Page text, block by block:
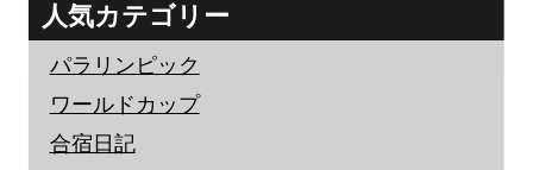
人気カテゴリー
パラリンピック
ワールドカップ
合宿日記